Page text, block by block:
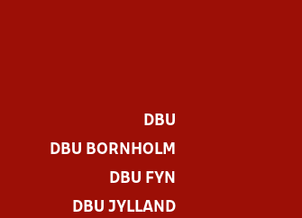
DBU
DBU BORNHOLM
DBU FYN
DBU JYLLAND